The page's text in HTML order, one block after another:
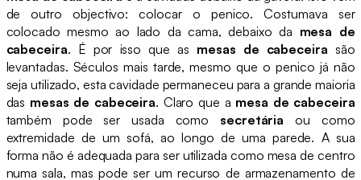
de outro objectivo: colocar o penico. Costumava ser
colocado mesmo ao lado da cama, debaixo da mesa de
cabeceira. É por isso que as mesas de cabeceira são
levantadas. Séculos mais tarde, mesmo que o penico já não
seja utilizado, esta cavidade permaneceu para a grande maioria
das mesas de cabeceira. Claro que a mesa de cabeceira
também pode ser usada como secretária ou como
extremidade de um sofá, ao longo de uma parede. A sua
forma não é adequada para ser utilizada como mesa de centro
numa sala, mas pode ser um recurso de armazenamento de